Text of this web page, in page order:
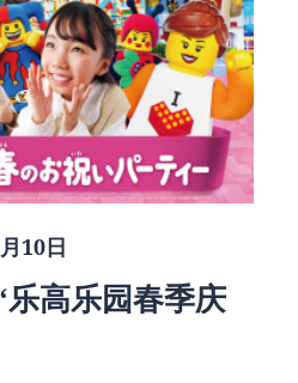
10日
高乐园春季庆